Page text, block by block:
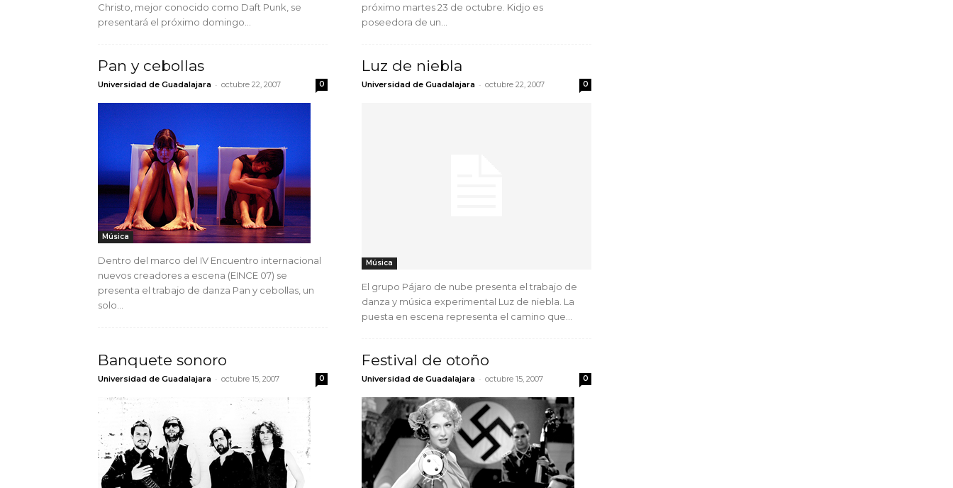
Christo, mejor conocido como Daft Punk, se
presentará el próximo domingo...
próximo martes 23 de octubre. Kidjo es
poseedora de un...
Pan y cebollas
Universidad de Guadalajara - octubre 22, 2007 0
Música
Dentro del marco del IV Encuentro internacional
nuevos creadores a escena (EINCE 07) se
presenta el trabajo de danza Pan y cebollas, un
solo...
Luz de niebla
Universidad de Guadalajara - octubre 22, 2007 0
Música
El grupo Pájaro de nube presenta el trabajo de
danza y música experimental Luz de niebla. La
puesta en escena representa el camino que...
Banquete sonoro
Universidad de Guadalajara - octubre 15, 2007 0
Festival de otoño
Universidad de Guadalajara - octubre 15, 2007 0